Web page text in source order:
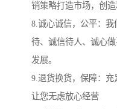
销策略打造市场，创
8.诚心诚信，公平：
待、诚信待人、诚心
发展。
9.退货换货，保障：充
让您无虑放心经营